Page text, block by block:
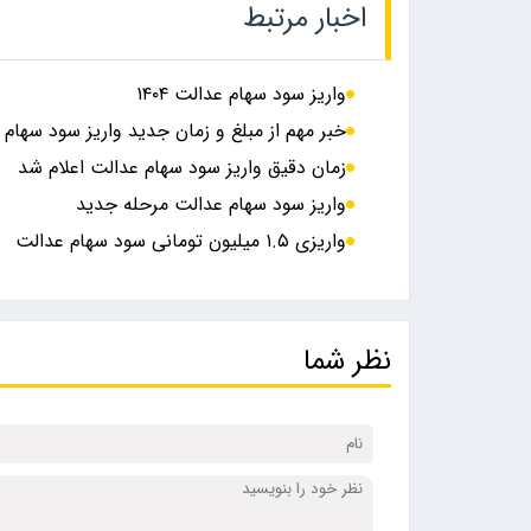
اخبار مرتبط
واریز سود سهام عدالت ۱۴۰۴
خبر مهم از مبلغ و زمان جدید واریز سود
زمان دقیق واریز سود سهام عدالت اعلام شد
واریز سود سهام عدالت مرحله جدید
واریزی ۱.۵ میلیون تومانی سود سهام عدالت
نظر شما